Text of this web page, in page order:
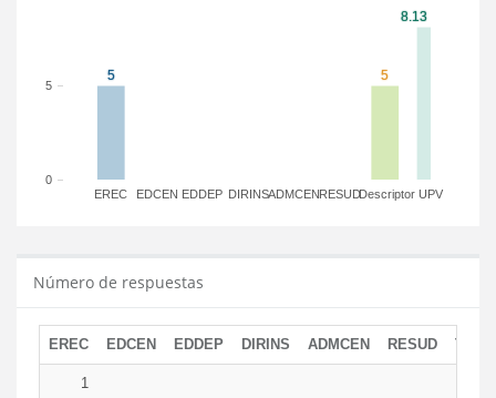
EREC EDCEN EDDEP DIRINSADMCENRESUDDescriptor UPV
0
5
Número de respuestas
EREC EDCEN EDDEP DIRINS ADMCEN RESUD
1